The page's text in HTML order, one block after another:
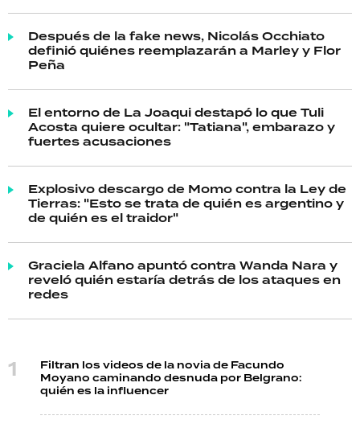
Después de la fake news, Nicolás Occhiato
definió quiénes reemplazarán a Marley y Flor
Peña
El entorno de La Joaqui destapó lo que Tuli
Acosta quiere ocultar: "Tatiana", embarazo y
fuertes acusaciones
Explosivo descargo de Momo contra la Ley de
Tierras: "Esto se trata de quién es argentino y
de quién es el traidor"
Graciela Alfano apuntó contra Wanda Nara y
reveló quién estaría detrás de los ataques en
redes
Filtran los videos de la novia de Facundo
Moyano caminando desnuda por Belgrano:
quién es la influencer